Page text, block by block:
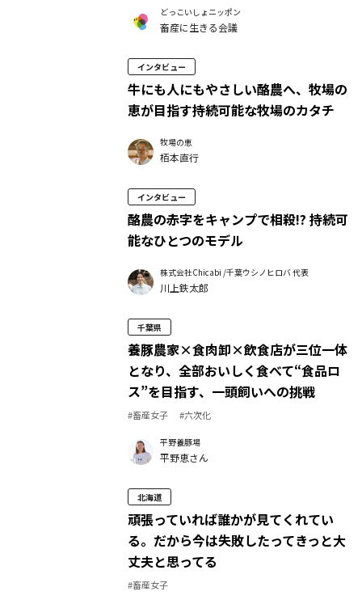
どっこいしょニッポン
畜産に生きる会議
インタビュー
牛にも人にもやさしい酪農へ、牧場の
恵が目指す持続可能な牧場のカタチ
牧場の恵
栢本直行
インタビュー
酪農の赤字をキャンプで相殺!? 持続可
能なひとつのモデル
株式会社Chicabi /千葉ウシノヒロバ 代表
川上鉄太郎
千葉県
養豚農家×食肉卸×飲食店が三位一体
となり、全部おいしく食べて“食品ロ
ス”を目指す、一頭飼いへの挑戦
#畜産女子 #六次化
平野養豚場
平野恵さん
北海道
頑張っていれば誰かが見てくれてい
る。だから今は失敗したってきっと大
丈夫と思ってる
#畜産女子